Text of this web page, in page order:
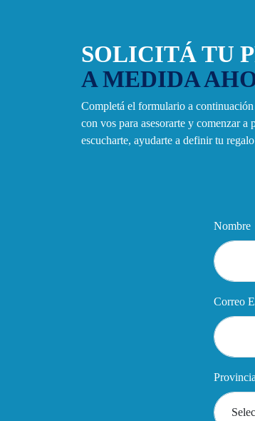
SOLICITÁ TU
A MEDIDA
Completá el formulario a
con vos para asesorarte y comenzar
escucharte, ayudarte a definir tu
Nombre
Correo
Provincia